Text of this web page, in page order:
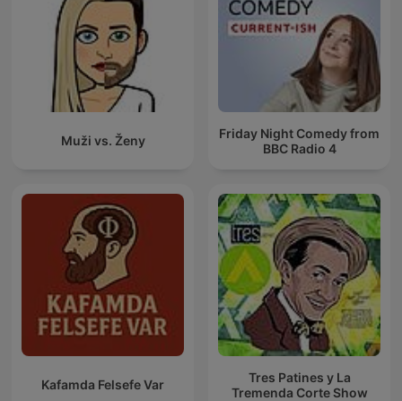
Muži vs. Ženy
Friday Night Comedy from
BBC Radio 4
Kafamda Felsefe Var
Tres Patines y La
Tremenda Corte Show